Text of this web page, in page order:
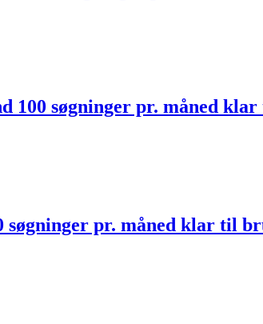
100 søgninger pr. måned
pr. måned klar til